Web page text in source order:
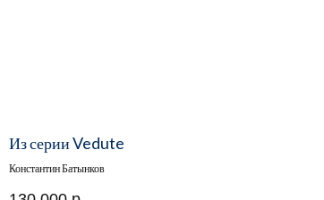
Из серии Vedute
Константин Батынков